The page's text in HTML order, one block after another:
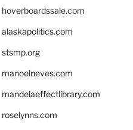
hoverboardssale.com
alaskapolitics.com
stsmp.org
manoelneves.com
mandelaeffectlibrary.com
roselynns.com